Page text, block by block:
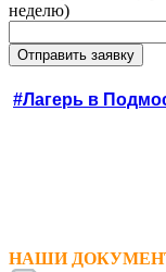
неделю)
#Лагерь в
НАШИ